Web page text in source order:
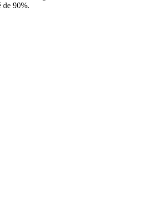
de 90%.